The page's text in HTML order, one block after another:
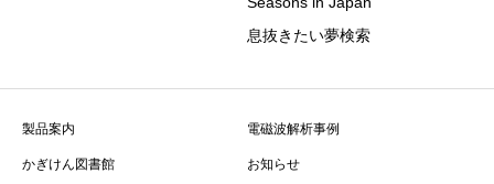
息抜きたい夢検索
製品案内 電磁波解析事例
かぎけん図書館 お知らせ